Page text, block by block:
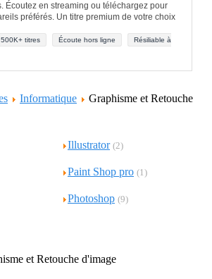
Écoutez en streaming ou téléchargez pour
préférés. Un titre premium de votre choix
500K+ titres Écoute hors ligne
Résiliable à
Informatique
Graphisme et Retouche
Illustrator (2)
Paint Shop pro (1)
Photoshop (9)
et Retouche d'image